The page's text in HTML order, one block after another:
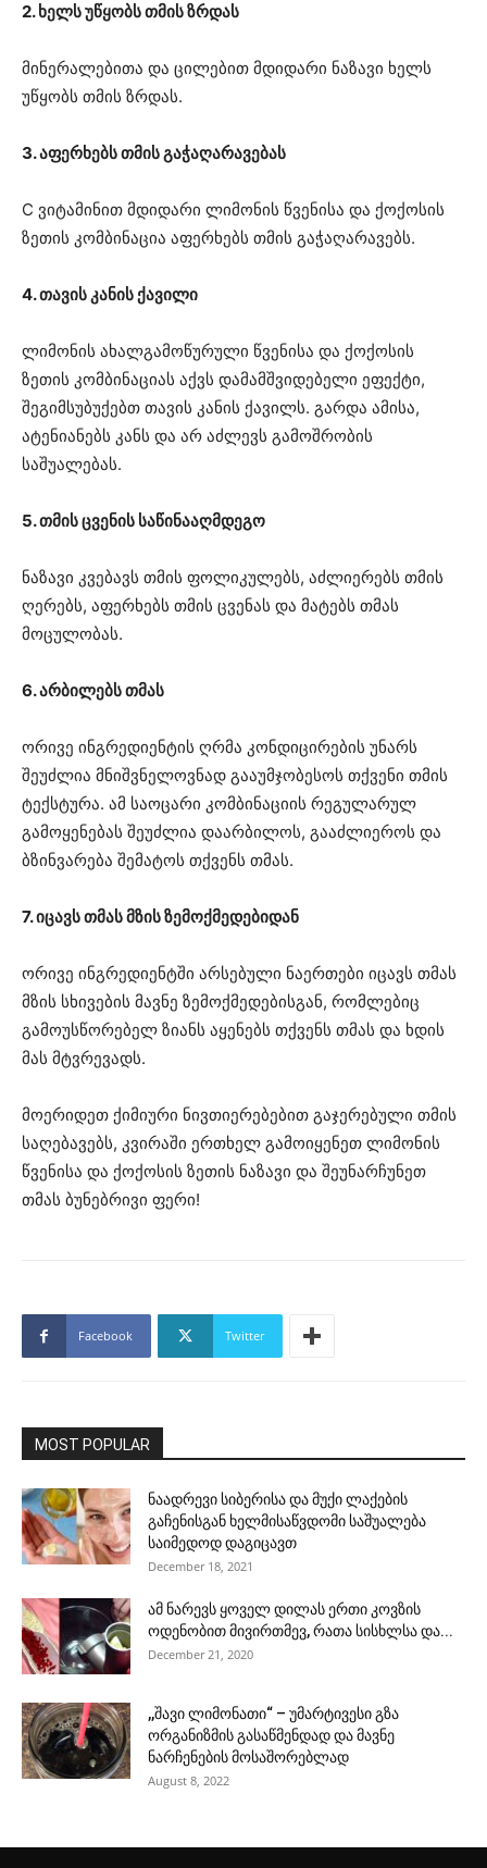
2. ხელს უწყობს თმის ზრდას
მინერალებითა და ცილებით მდიდარი ნაზავი ხელს
უწყობს თმის ზრდას.
3. აფერხებს თმის გაჭაღარავებას
C ვიტამინით მდიდარი ლიმონის წვენისა და ქოქოსის
ზეთის კომბინაცია აფერხებს თმის გაჭაღარავებს.
4. თავის კანის ქავილი
ლიმონის ახალგამოწურული წვენისა და ქოქოსის
ზეთის კომბინაციას აქვს დამამშვიდებელი ეფექტი,
შეგიმსუბუქებთ თავის კანის ქავილს. გარდა ამისა,
ატენიანებს კანს და არ აძლევს გამოშრობის
საშუალებას.
5. თმის ცვენის საწინააღმდეგო
ნაზავი კვებავს თმის ფოლიკულებს, აძლიერებს თმის
ღერებს, აფერხებს თმის ცვენას და მატებს თმას
მოცულობას.
6. არბილებს თმას
ორივე ინგრედიენტის ღრმა კონდიცირების უნარს
შეუძლია მნიშვნელოვნად გააუმჯობესოს თქვენი თმის
ტექსტურა. ამ საოცარი კომბინაციის რეგულარულ
გამოყენებას შეუძლია დაარბილოს, გააძლიეროს და
ბზინვარება შემატოს თქვენს თმას.
7. იცავს თმას მზის ზემოქმედებიდან
ორივე ინგრედიენტში არსებული ნაერთები იცავს თმას
მზის სხივების მავნე ზემოქმედებისგან, რომლებიც
გამოუსწორებელ ზიანს აყენებს თქვენს თმას და ხდის
მას მტვრევადს.
მოერიდეთ ქიმიური ნივთიერებებით გაჯერებული თმის
საღებავებს, კვირაში ერთხელ გამოიყენეთ ლიმონის
წვენისა და ქოქოსის ზეთის ნაზავი და შეუნარჩუნეთ
თმას ბუნებრივი ფერი!
Facebook Twitter
MOST POPULAR
ნაადრევი სიბერისა და მუქი ლაქების
გაჩენისგან ხელმისაწვდომი საშუალება
საიმედოდ დაგიცავთ
December 18, 2021
ამ ნარევს ყოველ დილას ერთი კოვზის
ოდენობით მივირთმევ, რათა სისხლსა და...
December 21, 2020
,,შავი ლიმონათი“ – უმარტივესი გზა
ორგანიზმის გასაწმენდად და მავნე
ნარჩენების მოსაშორებლად
August 8, 2022